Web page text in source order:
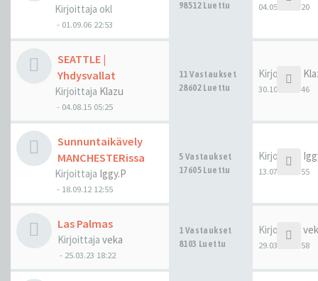
Kirjoittaja okl
- 01.09.06 22:53
98512 Luettu 04.05.24 19:20
SEATTLE |
Yhdysvallat
Kirjoittaja Klazu
- 04.08.15 05:25
11 Vastaukset
28602 Luettu
Kirjoittaja
30.10.23 05:46
Sunnuntaikävely
MANCHESTERissa
Kirjoittaja Iggy.P
- 18.09.12 12:55
5 Vastaukset
17605 Luettu
Kirjoittaja
13.07.23 11:55
Las Palmas
Kirjoittaja veka
- 25.03.23 18:22
1 Vastaukset
8103 Luettu
Kirjoittaja
29.03.23 19:58